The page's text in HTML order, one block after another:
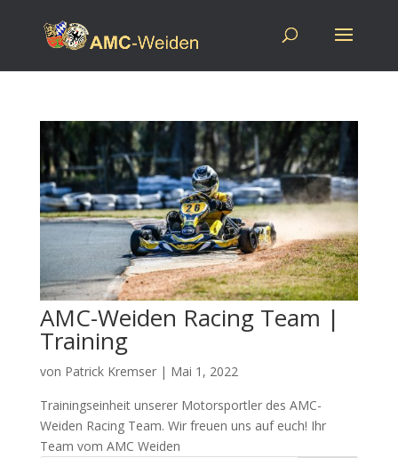
AMC-Weiden Racing Team |
Training
von Patrick Kremser| Mai 1, 2022
Trainingseinheit unserer Motorsportler des AMC-
Weiden Racing Team. Wir freuen uns auf euch! Ihr
Team vom AMC Weiden